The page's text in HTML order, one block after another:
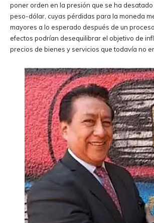
poner orden en la presión que se ha
peso-dólar, cuyas pérdidas para la moneda
mayores a lo esperado después de un
efectos podrían desequilibrar el objetivo de
precios de bienes y servicios que todavía no